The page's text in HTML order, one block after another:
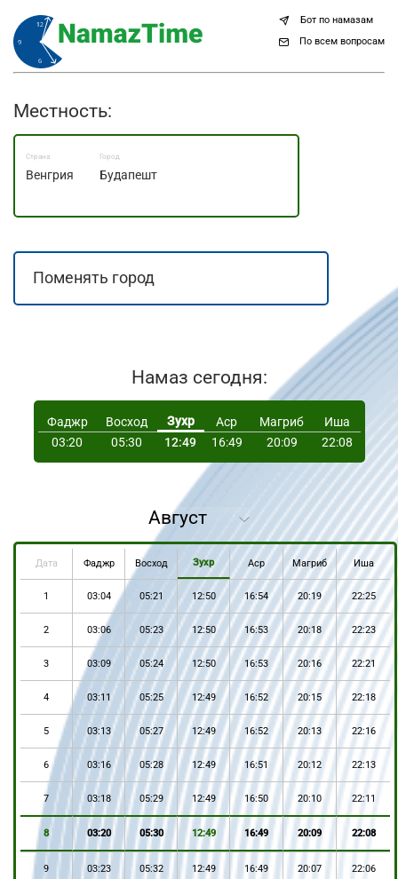
Бот по намазам
По всем вопросам
Местность:
Страна
Венгрия
Город
Будапешт
Намаз сегодня:
Фаджр Восход Зухр Аср Магриб
Иша
03:20
05:30 12:49 16:49 20:09 22:08
Дата Фаджр Восход Зухр Аср Магриб Иша
1 03:04 05:21 12:50 16:54 20:19 22:25
2 03:06 05:23 12:50 16:53 20:18 22:23
3 03:09 05:24 12:50 16:53 20:16 22:21
4 03:11 05:25 12:49 16:52 20:15 22:18
5 03:13 05:27 12:49 16:52 20:13 22:16
6 03:16 05:28 12:49 16:51 20:12 22:13
7 03:18 05:29 12:49 16:50 20:10 22:11
8 03:20 05:30 12:49 16:49 20:09 22:08
9 03:23 05:32 12:49 16:49 20:07 22:06